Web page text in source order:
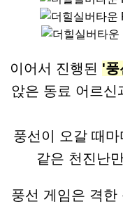
이어서 진행된 '풍
앉은 동료 어르신
풍선이 오갈 때마
같은 천진난
풍선 게임은 격한